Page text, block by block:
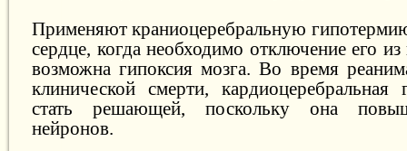
Применяют краниоцеребральную
сердце, когда необходимо отключение его
возможна гипоксия мозга. Во время
клинической смерти, кардиоцеребральная
стать решающей, поскольку она
нейронов.